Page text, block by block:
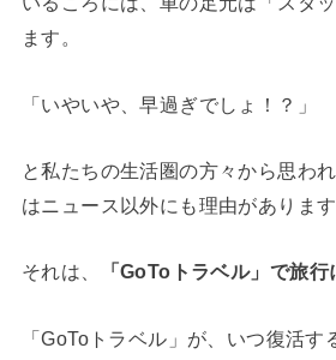
ます。
「いやいや、早過ぎでしょ！？」
と私たちの生活圏の方々から思わ
はニュース以外にも理由があります
それは、 「GoToトラベル」で旅
「GoToトラベル」が、いつ復活す